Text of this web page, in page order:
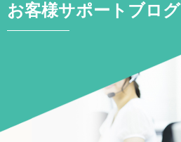
お客様サポートブログ